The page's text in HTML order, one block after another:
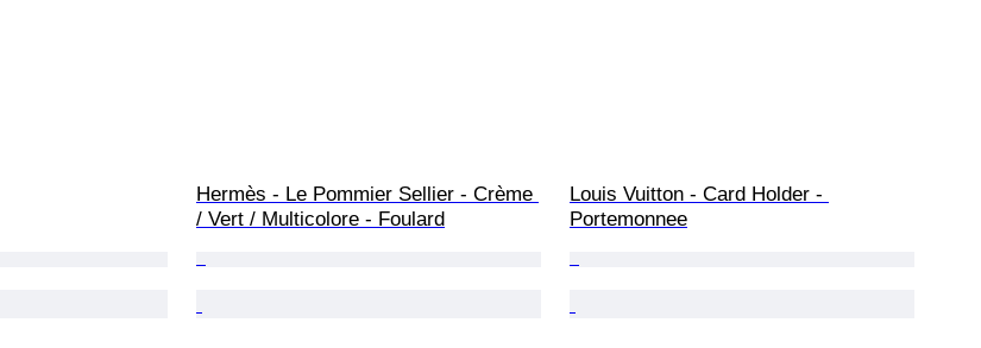
Hermès - Le Pommier Sellier - Crème
/ Vert / Multicolore - Foulard
Louis Vuitton - Card Holder -
Portemonnee